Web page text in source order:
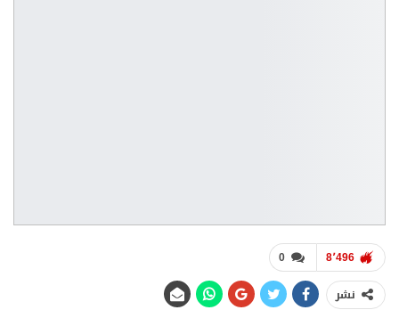
0 8٬496
نشر